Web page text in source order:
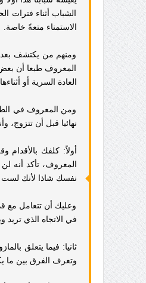
الشباب أثناء
الاستمناء متعةً خاصة.
ومنهم من يكتشف بعد
المعروف طبعا أن
العادة السرية أو
ومن المعروف في الطب
نهائيا قبل أن
أولاً: كلفك بالأقدام
المعروف، تأكد أنه
نفسك شاذا لأنك لست
وعليك أن تتعامل مع
في الاتجاه الذي
ثانيا: فيما يتعلق
وتعرف الفرق بين ما